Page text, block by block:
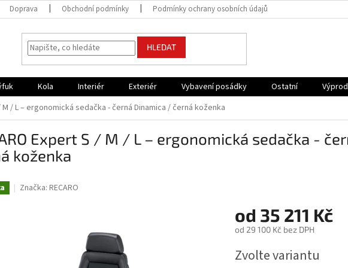
Doprava Obchodní podmínky Podmínky ochrany osobních údajů
HLEDAT
Kola Interiér Exteriér Vybavení posádky Ostatní
M / L – ergonomická sedačka - černá Dinamica / černá koženka
Expert S / M / L – ergonomická sedačka -
koženka
Značka: RECARO
od 35 211 Kč
od 29 100 Kčbez DPH
cena:
Zvolte variantu